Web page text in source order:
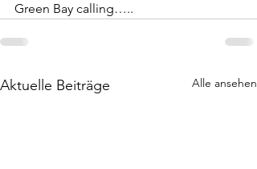
Green Bay calling…..
Aktuelle Beiträge Alle ansehen